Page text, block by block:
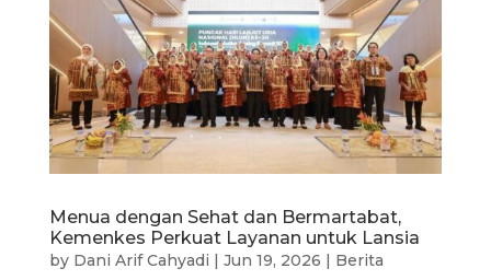
Menua dengan Sehat dan Bermartabat,
Kemenkes Perkuat Layanan untuk Lansia
by Dani Arif Cahyadi | Jun 19, 2026 | Berita